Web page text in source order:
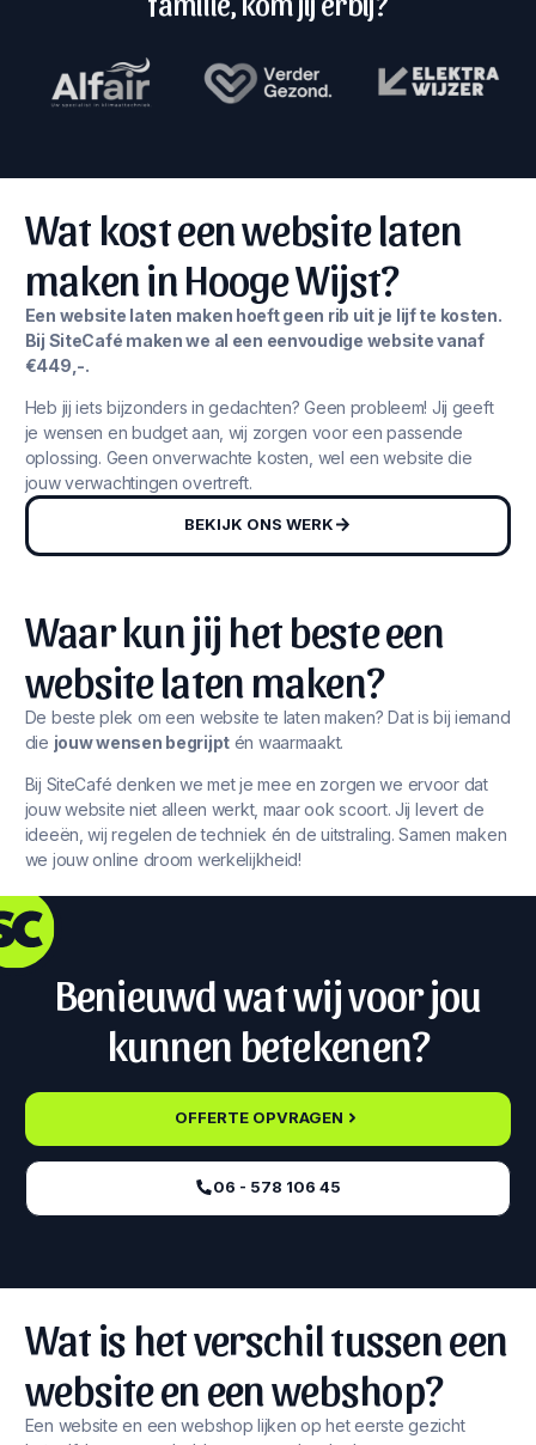
Wat kost een website laten
maken in Hooge Wijst?
Een website laten maken hoeft geen rib uit je lijf te kosten.
Bij SiteCafé maken we al een eenvoudige website vanaf
€449,-.
Heb jij iets bijzonders in gedachten? Geen probleem! Jij geeft
je wensen en budget aan, wij zorgen voor een passende
oplossing. Geen onverwachte kosten, wel een website die
jouw verwachtingen overtreft.
BEKIJK ONS WERK
Waar kun jij het beste een
website laten maken?
De beste plek om een website te laten maken? Dat is bij iemand
die jouw wensen begrijpt én waarmaakt.
Bij SiteCafé denken we met je mee en zorgen we ervoor dat
jouw website niet alleen werkt, maar ook scoort. Jij levert de
ideeën, wij regelen de techniek én de uitstraling. Samen maken
we jouw online droom werkelijkheid!
Benieuwd wat wij voor jou
kunnen betekenen?
OFFERTE OPVRAGEN
06 - 578 106 45‬
Wat is het verschil tussen een
website en een webshop?
Een website en een webshop lijken op het eerste gezicht